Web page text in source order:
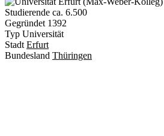
Studierende ca. 6.500
Gegründet 1392
Typ Universität
Stadt Erfurt
Bundesland Thüringen